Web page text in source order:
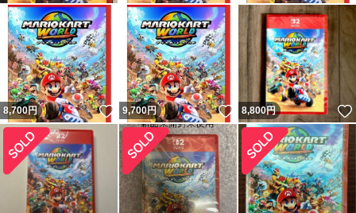
8,700円 いいね！
9,700円 いいね！
8,800円